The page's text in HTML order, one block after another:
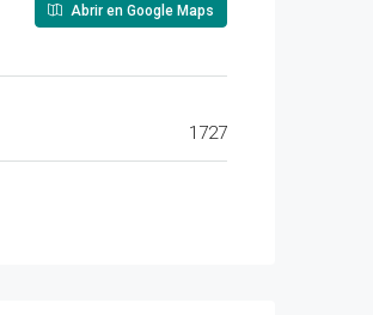
Abrir en Google Maps
1727